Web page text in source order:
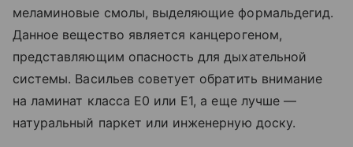
меламиновые смолы, выделяющие формальдегид.
Данное вещество является канцерогеном,
представляющим опасность для дыхательной
системы. Васильев советует обратить внимание
на ламинат класса E0 или E1, а еще лучше —
натуральный паркет или инженерную доску.